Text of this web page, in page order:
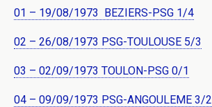
01 – 19/08/1973 BEZIERS-PSG 1/4
02 – 26/08/1973 PSG-TOULOUSE 5/3
03 – 02/09/1973 TOULON-PSG 0/1
04 – 09/09/1973 PSG-ANGOULEME 3/2